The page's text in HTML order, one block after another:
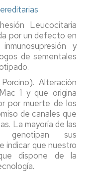
Leucocitaria
por un defecto en
y
de sementales
Alteración
1 y que origina
por muerte de los
de canales que
La mayoría de las
genotipan sus
indicar que nuestro
dispone de la